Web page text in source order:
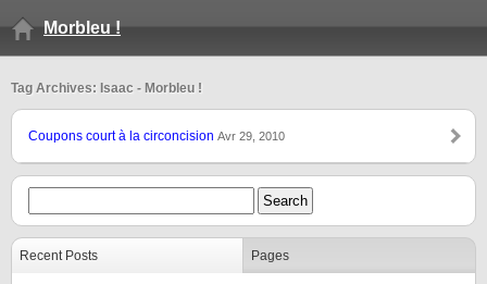
Morbleu !
Tag Archives: Isaac - Morbleu !
Coupons court à la circoncision Avr 29, 2010
Recent Posts Pages